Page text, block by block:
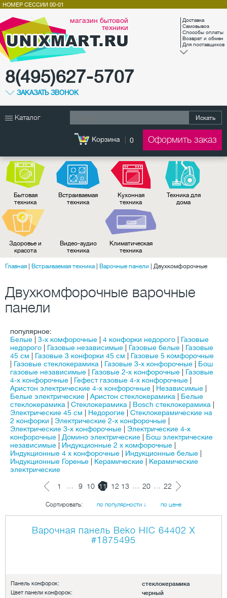
магазин бытовой
техники
8(495)627-5707
ЗАКАЗАТЬ ЗВОНОК
Доставка
Самовывоз
Способы оплаты
Возврат и обмен
Для поставщиков
НОМЕР СЕССИИ 00-01
Каталог Искать
Корзина 0 Оформить заказ
Бытовая
техника
Встраиваемая
техника
Кухонная
техника
Техника для
дома
Здоровье и
красота
Видео-аудио
техника
Климатическая
техника
Главная Встраиваемая техника| Варочные панели Двухкомфорочные
Двухкомфорочные варочные
панели
популярное:
Белые
3-х комфорочные 4 конфорки недорого
Газовые
недорого
Газовые независимые Газовые белые
Газовые
45 см
Газовые 3 конфорки 45 см
Газовые 5 комфорочные
Газовые стеклокерамика Газовые 3-х конфорочные
Бош
газовые независимые
Газовые 2-х конфорочные
Газовые
4-х конфорочные
Гефест газовые 4-х конфорочные
Аристон электрические 4-х конфорочные
Независимые
Белые электрические
Аристон стеклокерамика
Белые
стеклокерамика
Стеклокерамика Bosch стеклокерамика
Электрические 45 см
Недорогие
Стеклокерамические на
2 конфорки
Электрические 2-х конфорочные
Электрические 3-х конфорочные
Электрические 4-х
конфорочные
Домино электрические
Бош электрические
независимые
Индукционные 2 х комфорочные
Индукционные 4 х конфорочные
Индукционные белые
Индукционные Горенье
Керамические
Керамические
электрические
1 9 10 11 12 13 20 22
Сортировать: по популярности ↓ по цене
Варочная панель Beko HIC 64402 X
#1875495
Панель конфорок: стеклокерамика
Цвет панели конфорок: черный